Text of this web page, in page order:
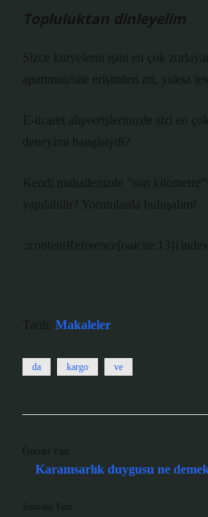
Topluluktan dinleyelim
Sizce kuryelerin işini en çok
apartman/site erişimleri mi, yoksa
E-ticaret alışverişlerinizde sizi en
deneyimi hangisiydi?
Kendi mahallenizde “son
yapılabilir? Yorumlarda buluşalım!
Tarih: Makaleler
da kargo ve
Önceki Yazı
Karamsarlık duygusu ne
Sonraki Yazı